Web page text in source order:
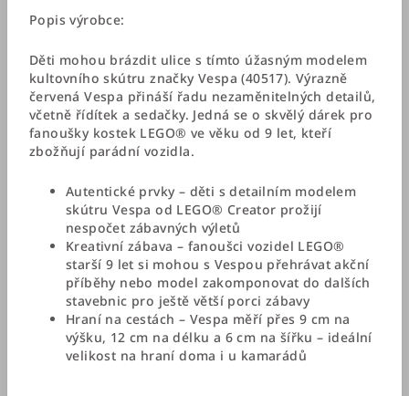
Popis výrobce:
Děti mohou brázdit ulice s tímto úžasným modelem
kultovního skútru značky Vespa (40517). Výrazně
červená Vespa přináší řadu nezaměnitelných detailů,
včetně řídítek a sedačky. Jedná se o skvělý dárek pro
fanoušky kostek LEGO® ve věku od 9 let, kteří
zbožňují parádní vozidla.
Autentické prvky – děti s detailním modelem
skútru Vespa od LEGO® Creator prožijí
nespočet zábavných výletů
Kreativní zábava – fanoušci vozidel LEGO®
starší 9 let si mohou s Vespou přehrávat akční
příběhy nebo model zakomponovat do dalších
stavebnic pro ještě větší porci zábavy
Hraní na cestách – Vespa měří přes 9 cm na
výšku, 12 cm na délku a 6 cm na šířku – ideální
velikost na hraní doma i u kamarádů